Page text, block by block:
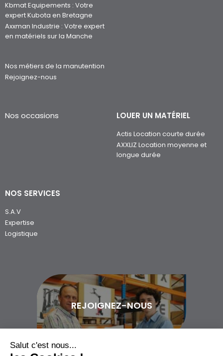
Kbmat Equipements : Votre
expert Kubota en Bretagne
Axxman Industrie : Votre expert
en matériels sur la Manche
Nos métiers de la manutention
Rejoignez-nous
Nos occasions LOUER UN MATÉRIEL
Actis Location courte durée
AXXLIZ Location moyenne et
longue durée
NOS SERVICES
S.A.V
Expertise
Logistique
REJOIGNEZ-NOUS
Salut c'est nous...